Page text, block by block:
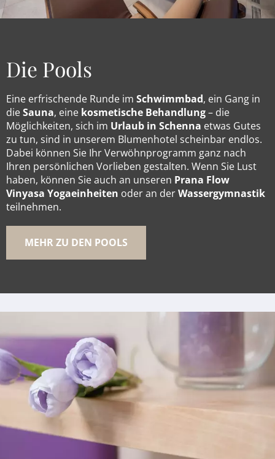
Die Pools
Eine erfrischende Runde im Schwimmbad, ein Gang in
dieSauna, eine kosmetische Behandlung– die
Möglichkeiten, sich im Urlaub in Schenna etwas Gutes
zu tun, sind in unserem Blumenhotel scheinbar endlos.
Dabei können Sie Ihr Verwöhnprogramm ganz nach
Ihren persönlichen Vorlieben gestalten. Wenn Sie Lust
haben, können Sie auch an unseren Prana Flow
Vinyasa Yogaeinheiten oder an derWassergymnastik
teilnehmen.
MEHR ZU DEN POOLS